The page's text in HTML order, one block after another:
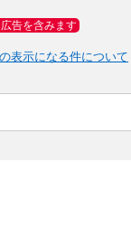
告を含みます
表示になる件について